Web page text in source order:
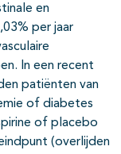
en
per jaar
In een recent
patiënten van
of diabetes
of placebo
(overlijden